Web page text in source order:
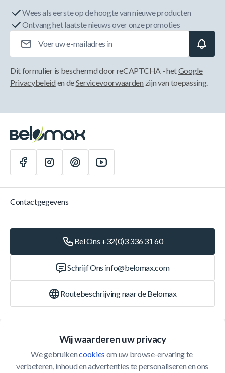
Wij waarderen uw privacy
We gebruiken cookies om uw browse-ervaring te
verbeteren, inhoud en advertenties te personaliseren en ons
Wees als eerste op de hoogte van nieuwe producten
Ontvang het laatste nieuws over onze promoties
Dit formulier is beschermd door reCAPTCHA - hetGoogle
Privacybeleid en deServicevoorwaarden zijn van toepassing.
Klantenservice
Contactgegevens
Bel Ons +32(0)3 336 31 60
Schrijf Ons info@belomax.com
Routebeschrijving naar de Belomax